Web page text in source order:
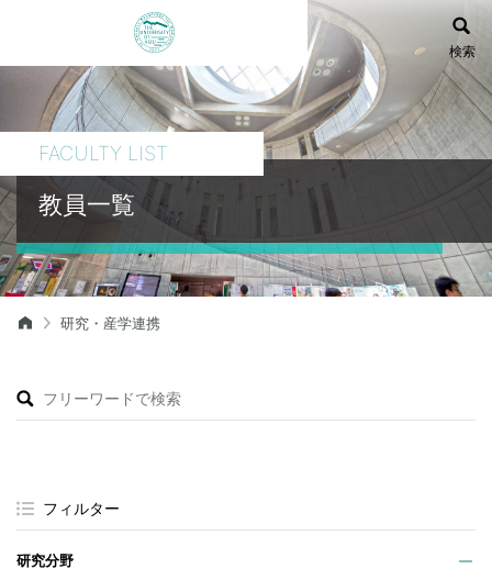
検索
教員一覧
FACULTY LIST
研究・産学連携
フィルター
研究分野